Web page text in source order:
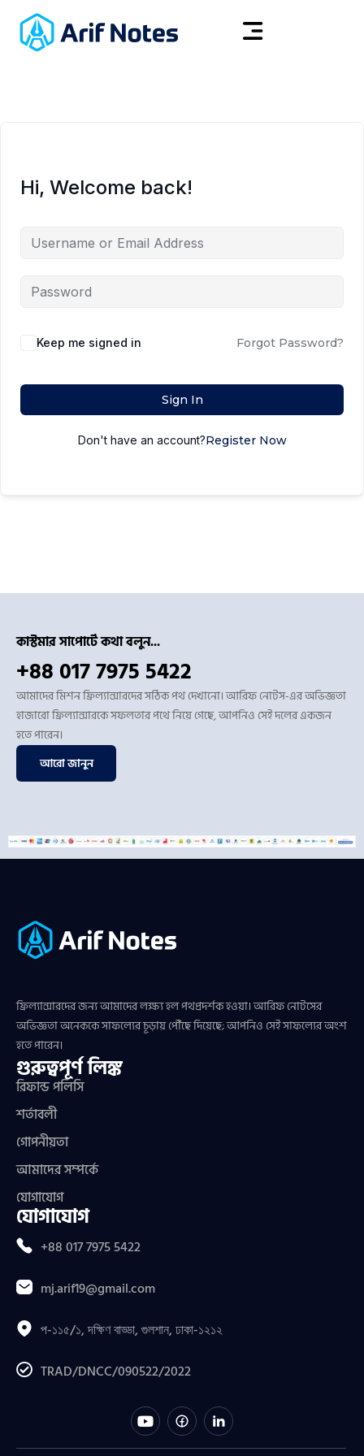
Hi, Welcome back!
Keep me signed in Forgot Password?
Sign In
Don't have an account?Register Now
কাস্টমার সাপোর্টে কথা বলুন...
+88 017 7975 5422
আমাদের মিশন ফ্রিল্যান্সারদের সঠিক পথ দেখানো। আরিফ নোটস-এর অভিজ্ঞতা
হাজারো ফ্রিল্যান্সারকে সফলতার পথে নিয়ে গেছে, আপনিও সেই দলের একজন
হতে পারেন।
আরো জানুন
ফ্রিল্যান্সারদের জন্য আমাদের লক্ষ্য হল পথপ্রদর্শক হওয়া। আরিফ নোটসের
অভিজ্ঞতা অনেককে সাফল্যের চূড়ায় পৌঁছে দিয়েছে; আপনিও সেই সাফল্যের অংশ
হতে পারেন।
গুরুত্বপূর্ণ লিঙ্ক
রিফান্ড পলিসি
শর্তাবলী
গোপনীয়তা
আমাদের সম্পর্কে
যোগাযোগ
যোগাযোগ
+88 017 7975 5422
mj.arif19@gmail.com
প-১১৫/১, দক্ষিণ বাড্ডা, গুলশান, ঢাকা-১২১২
TRAD/DNCC/090522/2022